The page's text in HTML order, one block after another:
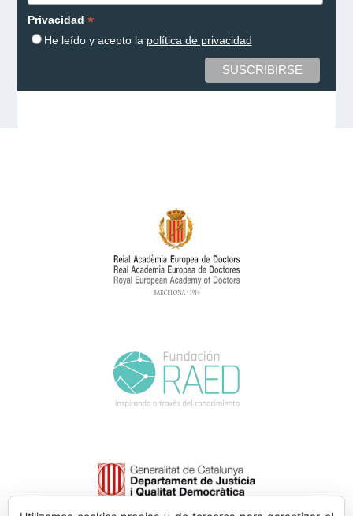
Privacidad *
He leído y acepto la política de privacidad